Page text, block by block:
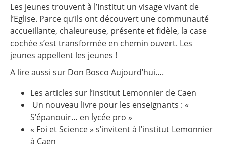
Les jeunes trouvent à l’Institut un visage vivant de
l’Eglise. Parce qu’ils ont découvert une communauté
accueillante, chaleureuse, présente et fidèle, la case
cochée s’est transformée en chemin ouvert. Les
jeunes appellent les jeunes !
A lire aussi sur Don Bosco Aujourd’hui….
Les articles sur l’institut Lemonnier de Caen
Un nouveau livre pour les enseignants : «
S’épanouir… en lycée pro »
« Foi et Science » s’invitent à l’institut Lemonnier
à Caen